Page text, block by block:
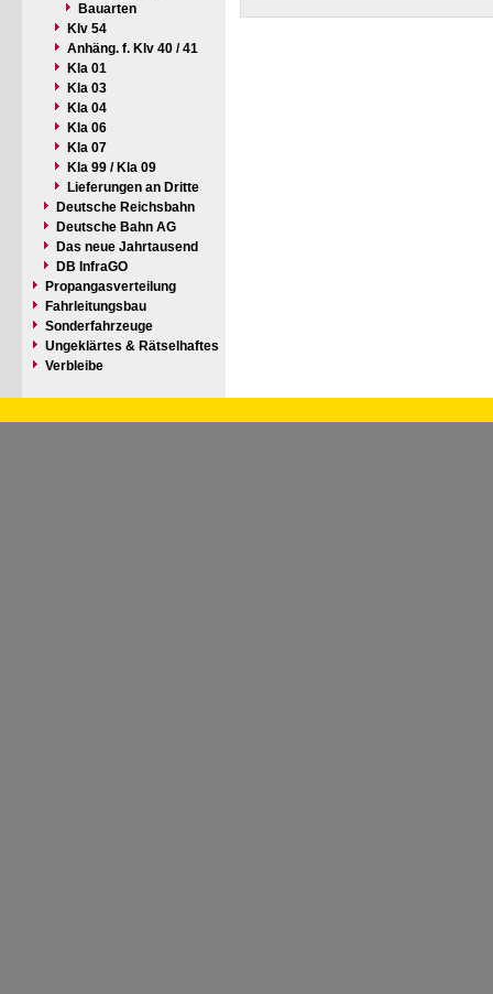
Bauarten
Klv 54
Anhäng. f. Klv 40 / 41
Kla 01
Kla 03
Kla 04
Kla 06
Kla 07
Kla 99 / Kla 09
Lieferungen an Dritte
Deutsche Reichsbahn
Deutsche Bahn AG
Das neue Jahrtausend
DB InfraGO
Propangasverteilung
Fahrleitungsbau
Sonderfahrzeuge
Ungeklärtes & Rätselhaftes
Verbleibe